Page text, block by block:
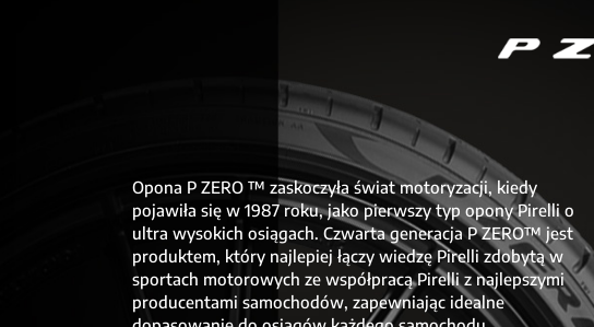
Opona P ZERO ™ zaskoczyła świat motoryzacji, kiedy
pojawiła się w 1987 roku, jako pierwszy typ opony Pirelli o
ultra wysokich osiągach. Czwarta generacja P ZERO™ jest
produktem, który najlepiej łączy wiedzę Pirelli zdobytą w
sportach motorowych ze współpracą Pirelli z najlepszymi
producentami samochodów, zapewniając idealne